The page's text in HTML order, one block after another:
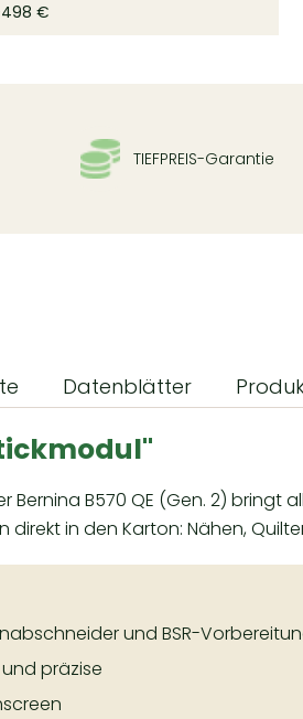
€
TIEFPREIS-Garantie
Datenblätter
Bernina B570 QE (Gen. 2)
in den Karton: Nähen,
und BSR-
präzise